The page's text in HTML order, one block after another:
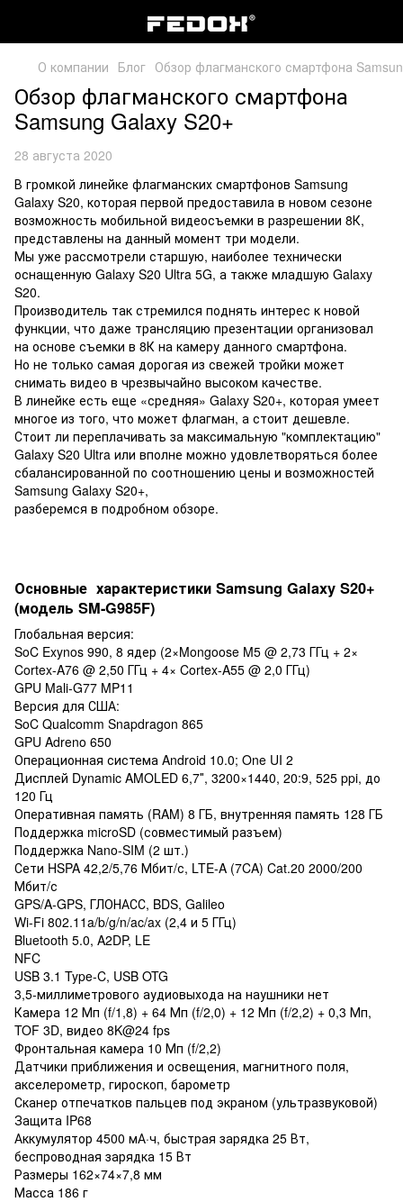
О компании Блог Обзор флагманского смартфона
Обзор флагманского смартфона
Samsung Galaxy S20+
28 августа 2020
В громкой линейке флагманских смартфонов Samsung
Galaxy S20, которая первой предоставила в новом сезоне
возможность мобильной видеосъемки в разрешении 8К,
представлены на данный момент три модели.
Мы уже рассмотрели старшую, наиболее технически
оснащенную Galaxy S20 Ultra 5G, а также младшую Galaxy
S20.
Производитель так стремился поднять интерес к новой
функции, что даже трансляцию презентации организовал
на основе съемки в 8К на камеру данного смартфона.
Но не только самая дорогая из свежей тройки может
снимать видео в чрезвычайно высоком качестве.
В линейке есть еще «средняя» Galaxy S20+, которая умеет
многое из того, что может флагман, а стоит дешевле.
Стоит ли переплачивать за максимальную "комплектацию"
Galaxy S20 Ultra или вполне можно удовлетворяться более
сбалансированной по соотношению цены и возможностей
Samsung Galaxy S20+,
разберемся в подробном обзоре.
Основные характеристики Samsung Galaxy S20+
(модель SM-G985F)
Глобальная версия:
SoC Exynos 990, 8 ядер (2×Mongoose M5 @ 2,73 ГГц + 2×
Cortex-A76 @ 2,50 ГГц + 4× Cortex-A55 @ 2,0 ГГц)
GPU Mali-G77 MP11
Версия для США:
SoC Qualcomm Snapdragon 865
GPU Adreno 650
Операционная система Android 10.0; One UI 2
Дисплей Dynamic AMOLED 6,7″, 3200×1440, 20:9, 525 ppi, до
120 Гц
Оперативная память (RAM) 8 ГБ, внутренняя память 128 ГБ
Поддержка microSD (совместимый разъем)
Поддержка Nano-SIM (2 шт.)
Сети HSPA 42,2/5,76 Мбит/с, LTE-A (7CA) Cat.20 2000/200
Мбит/с
GPS/A-GPS, ГЛОНАСС, BDS, Galileo
Wi-Fi 802.11a/b/g/n/ac/ax (2,4 и 5 ГГц)
Bluetooth 5.0, A2DP, LE
NFC
USB 3.1 Type-C, USB OTG
3,5-миллиметрового аудиовыхода на наушники нет
Камера 12 Мп (f/1,8) + 64 Мп (f/2,0) + 12 Мп (f/2,2) + 0,3 Мп,
TOF 3D, видео 8K@24 fps
Фронтальная камера 10 Мп (f/2,2)
Датчики приближения и освещения, магнитного поля,
акселерометр, гироскоп, барометр
Сканер отпечатков пальцев под экраном (ультразвуковой)
Защита IP68
Аккумулятор 4500 мА·ч, быстрая зарядка 25 Вт,
беспроводная зарядка 15 Вт
Размеры 162×74×7,8 мм
Масса 186 г